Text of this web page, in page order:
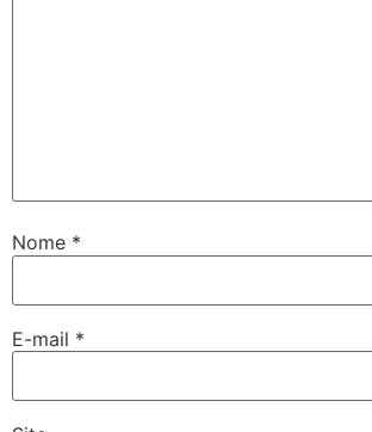
Nome *
E-mail *